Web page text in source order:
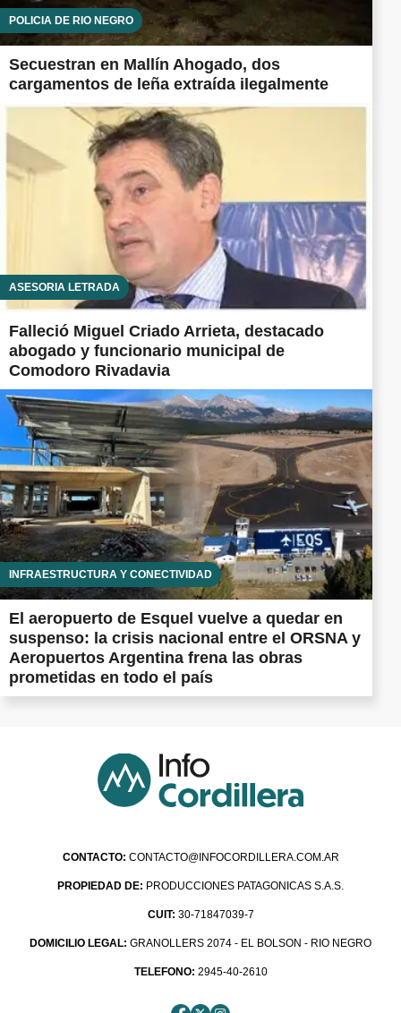
POLICÍA DE RÍO NEGRO
Secuestran en Mallín Ahogado, dos
cargamentos de leña extraída ilegalmente
ASESORÍA LETRADA
Falleció Miguel Criado Arrieta, destacado
abogado y funcionario municipal de
Comodoro Rivadavia
INFRAESTRUCTURA Y CONECTIVIDAD
El aeropuerto de Esquel vuelve a quedar en
suspenso: la crisis nacional entre el ORSNA y
Aeropuertos Argentina frena las obras
prometidas en todo el país
CONTACTO: CONTACTO@INFOCORDILLERA.COM.AR
PROPIEDAD DE: PRODUCCIONES PATAGONICAS S.A.S.
CUIT: 30-71847039-7
DOMICILIO LEGAL: GRANOLLERS 2074 - EL BOLSON - RIO NEGRO
TELEFONO: 2945-40-2610